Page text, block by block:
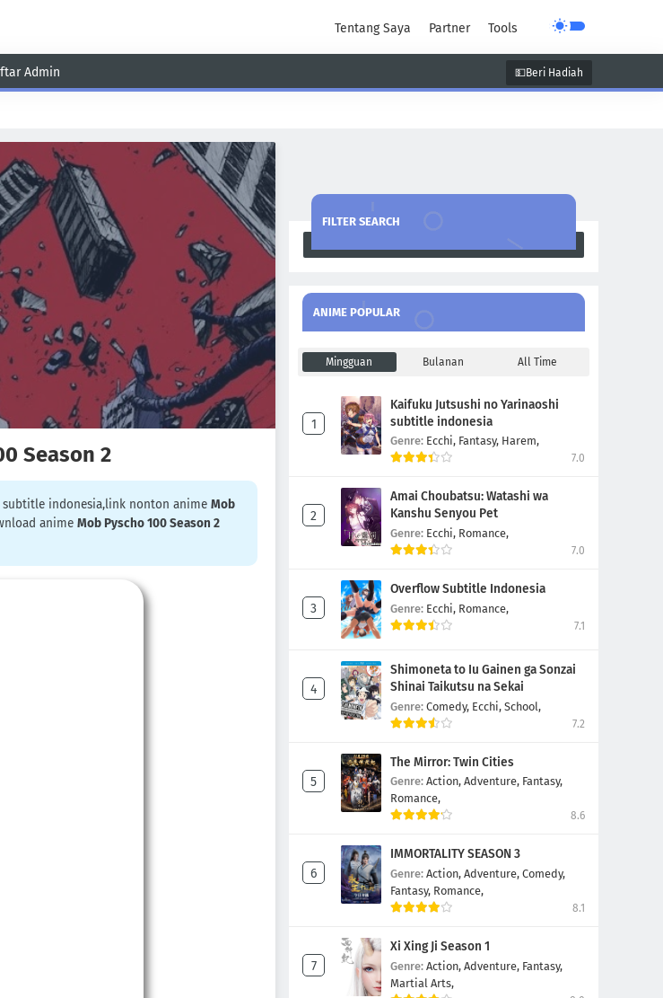
Tentang Saya Partner Tools
Admin 💵Beri Hadiah
Season 2
subtitle indonesia,link nonton anime Mob
anime Mob Pyscho 100 Season 2
FILTER SEARCH
ANIME POPULAR
Mingguan Bulanan All Time
Kaifuku Jutsushi no Yarinaoshi
subtitle indonesia
Genre: Ecchi, Fantasy, Harem,
7.0
Amai Choubatsu: Watashi wa
Kanshu Senyou Pet
Genre: Ecchi, Romance,
7.0
Overflow Subtitle Indonesia
Genre: Ecchi, Romance,
7.1
Shimoneta to Iu Gainen ga Sonzai
Shinai Taikutsu na Sekai
Genre: Comedy, Ecchi, School,
7.2
The Mirror: Twin Cities
Genre: Action, Adventure, Fantasy,
Romance,
8.6
IMMORTALITY SEASON 3
Genre: Action, Adventure, Comedy,
Fantasy, Romance,
8.1
Xi Xing Ji Season 1
Genre: Action, Adventure, Fantasy,
Martial Arts,